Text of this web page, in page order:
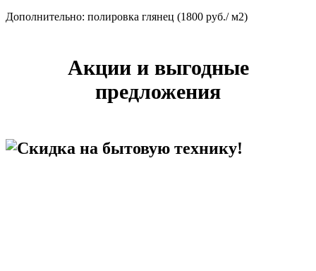
Дополнительно: полировка глянец (1800 руб./ м2)
Акции и выгодные
предложения
Скидка на бытовую технику!